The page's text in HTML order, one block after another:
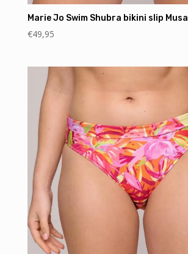
Marie Jo Swim Shubra bikini slip Musa
€49,95